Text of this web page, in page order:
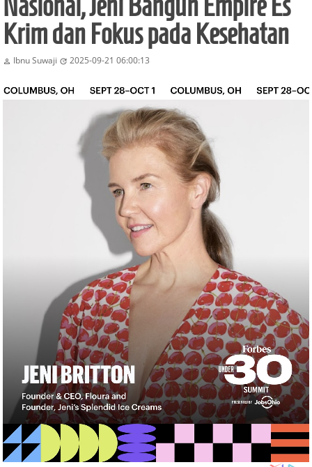
Nasional, Jeni Bangun Empire Es
Krim dan Fokus pada Kesehatan
 Ibnu Suwaji  2025-09-21 06:00:13